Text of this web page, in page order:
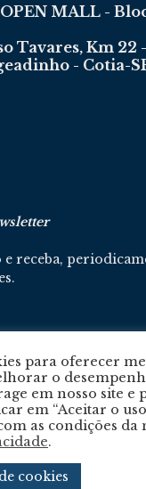
MALL -
Tavares, Km 22
- Cotia-
e receba,
Política De Privacidade
Todos os Direitos
para oferecer
o
em nosso site e
em “Aceitar o
as condições da
.
cookies